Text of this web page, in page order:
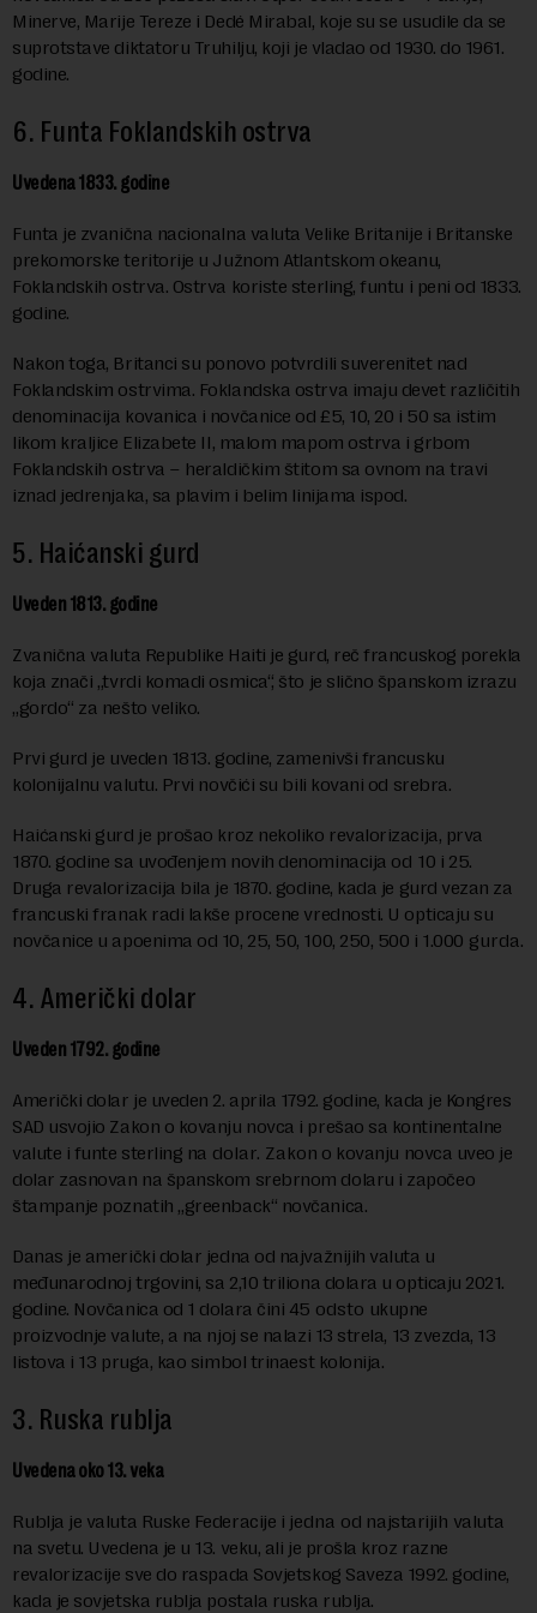
Minerve, Marije Tereze i Dedé Mirabal, koje su se usudile da se
suprotstave diktatoru Truhilju, koji je vladao od 1930. do 1961.
godine.
6. Funtа Foklandskih ostrva
Uvedena 1833. godine
Funta je zvanična nacionalna valuta Velike Britanije i Britanske
prekomorske teritorije u Južnom Atlantskom okeanu,
Foklandskih ostrva. Ostrva koriste sterling, funtu i peni od 1833.
godine.
Nakon toga, Britanci su ponovo potvrdili suverenitet nad
Foklandskim ostrvima. Foklandska ostrva imaju devet različitih
denominacija kovanica i novčanice od £5, 10, 20 i 50 sa istim
likom kraljice Elizabete II, malom mapom ostrva i grbom
Foklandskih ostrva – heraldičkim štitom sa ovnom na travi
iznad jedrenjaka, sa plavim i belim linijama ispod.
5. Haićanski gurd
Uveden 1813. godine
Zvanična valuta Republike Haiti je gurd, reč francuskog porekla
koja znači „tvrdi komadi osmica“, što je slično španskom izrazu
„gordo“ za nešto veliko.
Prvi gurd je uveden 1813. godine, zamenivši francusku
kolonijalnu valutu. Prvi novčići su bili kovani od srebra.
Haićanski gurd je prošao kroz nekoliko revalorizacija, prva
1870. godine sa uvođenjem novih denominacija od 10 i 25.
Druga revalorizacija bila je 1870. godine, kada je gurd vezan za
francuski franak radi lakše procene vrednosti. U opticaju su
novčanice u apoenima od 10, 25, 50, 100, 250, 500 i 1.000 gurda.
4. Američki dolar
Uveden 1792. godine
Američki dolar je uveden 2. aprila 1792. godine, kada je Kongres
SAD usvojio Zakon o kovanju novca i prešao sa kontinentalne
valute i funte sterling na dolar. Zakon o kovanju novca uveo je
dolar zasnovan na španskom srebrnom dolaru i započeo
štampanje poznatih „greenback“ novčanica.
Danas je američki dolar jedna od najvažnijih valuta u
međunarodnoj trgovini, sa 2,10 triliona dolara u opticaju 2021.
godine. Novčanica od 1 dolara čini 45 odsto ukupne
proizvodnje valute, a na njoj se nalazi 13 strela, 13 zvezda, 13
listova i 13 pruga, kao simbol trinaest kolonija.
3. Ruska rublja
Uvedena oko 13. veka
Rublja je valuta Ruske Federacije i jedna od najstarijih valuta
na svetu. Uvedena je u 13. veku, ali je prošla kroz razne
revalorizacije sve do raspada Sovjetskog Saveza 1992. godine,
kada je sovjetska rublja postala ruska rublja.